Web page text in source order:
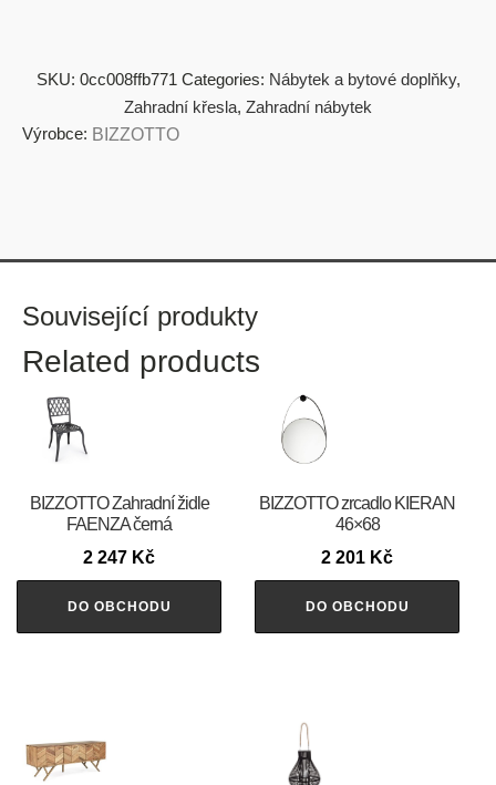
SKU: 0cc008ffb771 Categories: Nábytek a bytové doplňky,
Zahradní křesla, Zahradní nábytek
Výrobce: BIZZOTTO
Související produkty
Related products
BIZZOTTO Zahradní židle
FAENZA černá
2 247 Kč
DO OBCHODU
BIZZOTTO zrcadlo KIERAN
46×68
2 201 Kč
DO OBCHODU